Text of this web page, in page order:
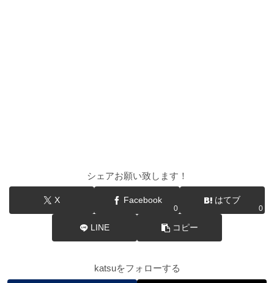
シェアお願い致します！
X Facebook
0
はてブ
0
LINE コピー
katsuをフォローする